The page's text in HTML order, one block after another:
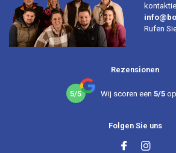
Rufen
Rezensionen
5/5 Wij scoren een 5/5op
Folgen Sie uns